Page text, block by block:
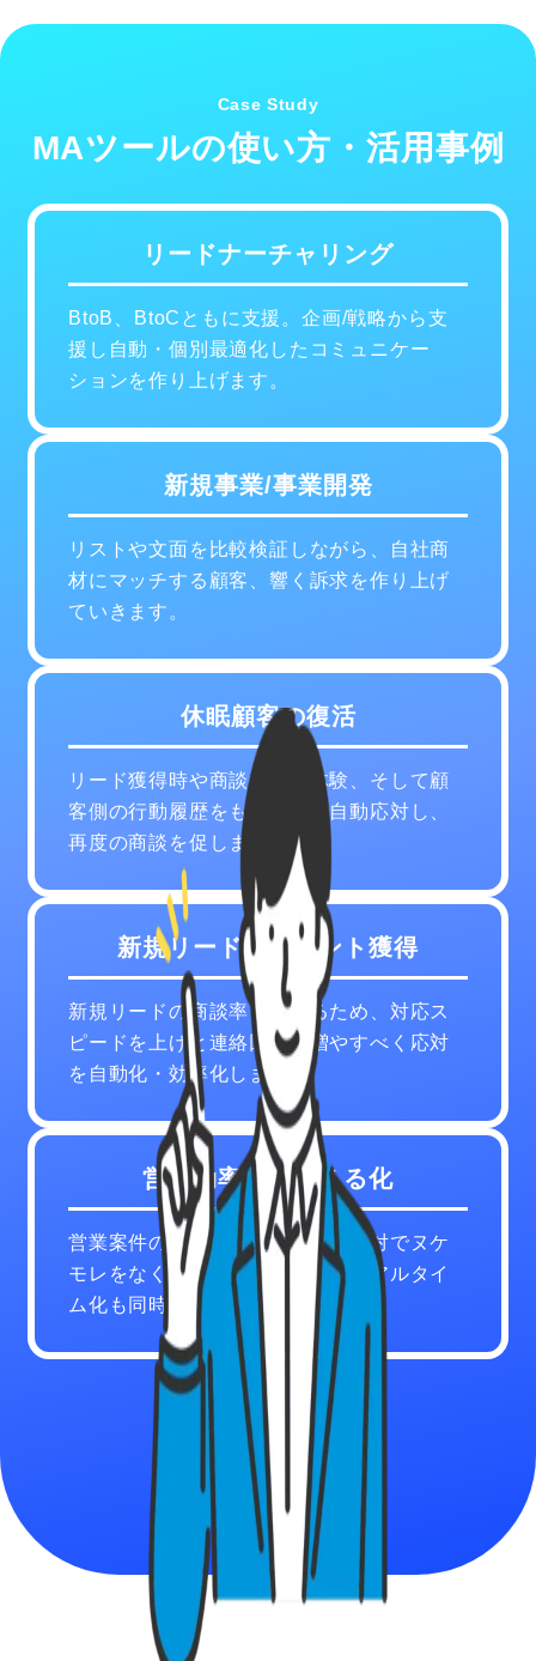
Case Study
MAツールの使い方・活用事例
リードナーチャリング
BtoB、BtoCともに支援。企画/戦略から支
援し自動・個別最適化したコミュニケー
ションを作り上げます。
新規事業/事業開発
リストや文面を比較検証しながら、自社商
材にマッチする顧客、響く訴求を作り上げ
ていきます。
休眠顧客の復活
リード獲得時や商談の顧客体験、そして顧
客側の行動履歴をもとに個別自動応対し、
再度の商談を促します。
新規リードアポイント獲得
新規リードの商談率を上げるため、対応ス
ピードを上げと連絡回数を増やすべく応対
を自動化・効率化します。
営業効率化・見える化
営業案件の停滞を防ぎつつ自動応対でヌケ
モレをなくします。また実績のリアルタイ
ム化も同時に可能です。